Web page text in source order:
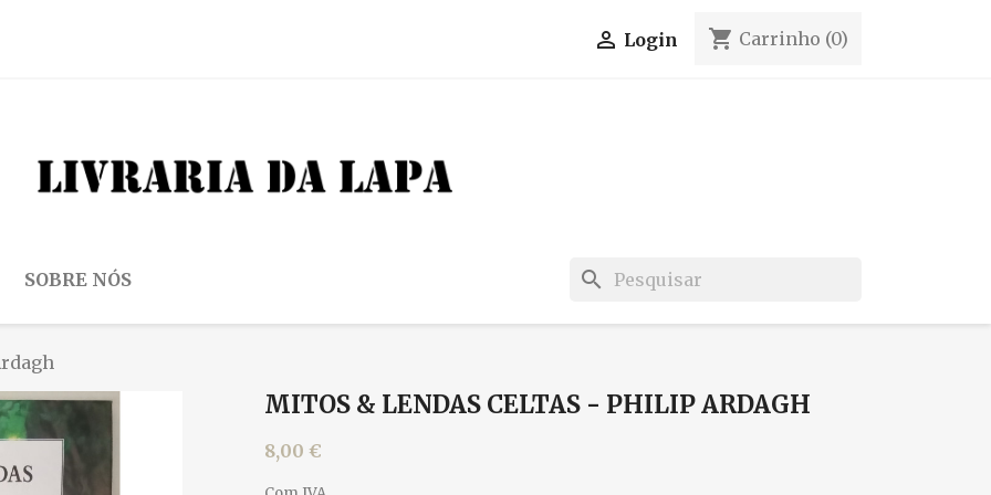
 Login shopping_cart Carrinho (0)
SOBRE NÓS search
MITOS & LENDAS CELTAS - PHILIP ARDAGH
8,00 €